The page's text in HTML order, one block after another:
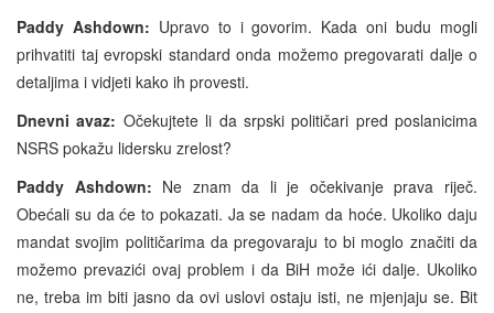
Paddy Ashdown: Upravo to i govorim. Kada oni budu mogli
prihvatiti taj evropski standard onda možemo pregovarati dalje o
detaljima i vidjeti kako ih provesti.
Dnevni avaz: Očekujtete li da srpski političari pred poslanicima
NSRS pokažu lidersku zrelost?
Paddy Ashdown: Ne znam da li je očekivanje prava riječ.
Obećali su da će to pokazati. Ja se nadam da hoće. Ukoliko daju
mandat svojim političarima da pregovaraju to bi moglo značiti da
možemo prevazići ovaj problem i da BiH može ići dalje. Ukoliko
ne, treba im biti jasno da ovi uslovi ostaju isti, ne mjenjaju se. Bit